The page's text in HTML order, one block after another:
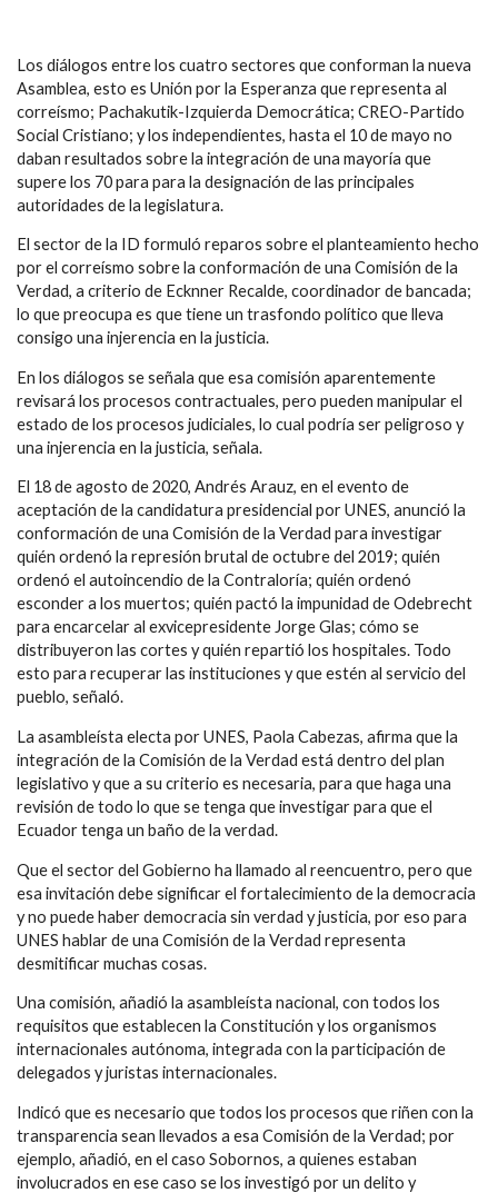
Los diálogos entre los cuatro sectores que conforman la nueva
Asamblea, esto es Unión por la Esperanza que representa al
correísmo; Pachakutik-Izquierda Democrática; CREO-Partido
Social Cristiano; y los independientes, hasta el 10 de mayo no
daban resultados sobre la integración de una mayoría que
supere los 70 para para la designación de las principales
autoridades de la legislatura.
El sector de la ID formuló reparos sobre el planteamiento hecho
por el correísmo sobre la conformación de una Comisión de la
Verdad, a criterio de Ecknner Recalde, coordinador de bancada;
lo que preocupa es que tiene un trasfondo político que lleva
consigo una injerencia en la justicia.
En los diálogos se señala que esa comisión aparentemente
revisará los procesos contractuales, pero pueden manipular el
estado de los procesos judiciales, lo cual podría ser peligroso y
una injerencia en la justicia, señala.
El 18 de agosto de 2020, Andrés Arauz, en el evento de
aceptación de la candidatura presidencial por UNES, anunció la
conformación de una Comisión de la Verdad para investigar
quién ordenó la represión brutal de octubre del 2019; quién
ordenó el autoincendio de la Contraloría; quién ordenó
esconder a los muertos; quién pactó la impunidad de Odebrecht
para encarcelar al exvicepresidente Jorge Glas; cómo se
distribuyeron las cortes y quién repartió los hospitales. Todo
esto para recuperar las instituciones y que estén al servicio del
pueblo, señaló.
La asambleísta electa por UNES, Paola Cabezas, afirma que la
integración de la Comisión de la Verdad está dentro del plan
legislativo y que a su criterio es necesaria, para que haga una
revisión de todo lo que se tenga que investigar para que el
Ecuador tenga un baño de la verdad.
Que el sector del Gobierno ha llamado al reencuentro, pero que
esa invitación debe significar el fortalecimiento de la democracia
y no puede haber democracia sin verdad y justicia, por eso para
UNES hablar de una Comisión de la Verdad representa
desmitificar muchas cosas.
Una comisión, añadió la asambleísta nacional, con todos los
requisitos que establecen la Constitución y los organismos
internacionales autónoma, integrada con la participación de
delegados y juristas internacionales.
Indicó que es necesario que todos los procesos que riñen con la
transparencia sean llevados a esa Comisión de la Verdad; por
ejemplo, añadió, en el caso Sobornos, a quienes estaban
involucrados en ese caso se los investigó por un delito y